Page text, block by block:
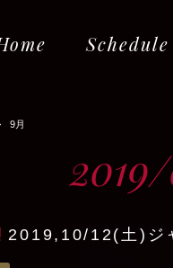
Schedule
9月
2019,10/12(土)ジ